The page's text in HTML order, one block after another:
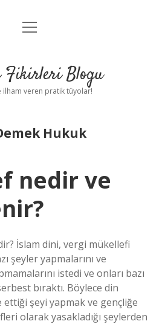
Anasayfa
Yasal Uyarı
menüyü
Fikirleri Blogu
ilham veren pratik tüyolar!
Hukuk
nedir ve
İslam dini, vergi mükellefi
şeyler yapmalarını ve
istedi ve onları bazı
bıraktı. Böylece din
şeyi yapmak ve gençliğe
olarak yasakladığı şeylerden